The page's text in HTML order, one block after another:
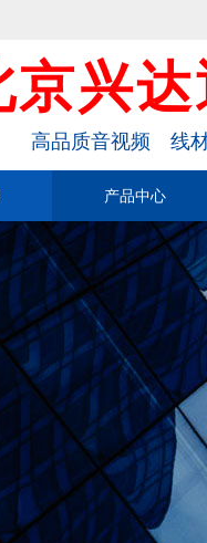
京兴
高品质音视频 线
产品中心